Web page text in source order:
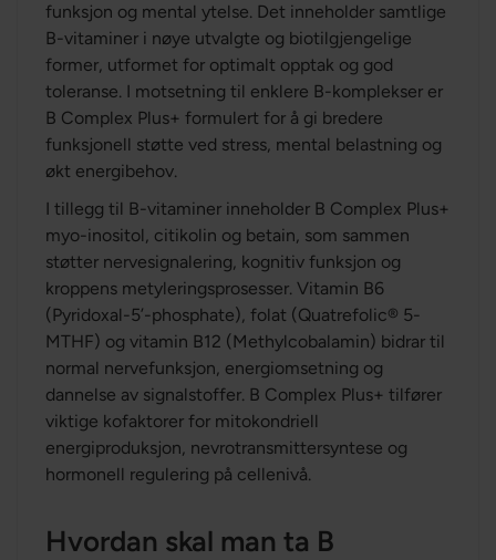
funksjon og mental ytelse. Det inneholder samtlige
B-vitaminer i nøye utvalgte og biotilgjengelige
former, utformet for optimalt opptak og god
toleranse. I motsetning til enklere B-komplekser er
B Complex Plus+ formulert for å gi bredere
funksjonell støtte ved stress, mental belastning og
økt energibehov.
I tillegg til B-vitaminer inneholder B Complex Plus+
myo-inositol, citikolin og betain, som sammen
støtter nervesignalering, kognitiv funksjon og
kroppens metyleringsprosesser. Vitamin B6
(Pyridoxal-5’-phosphate), folat (Quatrefolic® 5-
MTHF) og vitamin B12 (Methylcobalamin) bidrar til
normal nervefunksjon, energiomsetning og
dannelse av signalstoffer. B Complex Plus+ tilfører
viktige kofaktorer for mitokondriell
energiproduksjon, nevrotransmittersyntese og
hormonell regulering på cellenivå.
Hvordan skal man ta B